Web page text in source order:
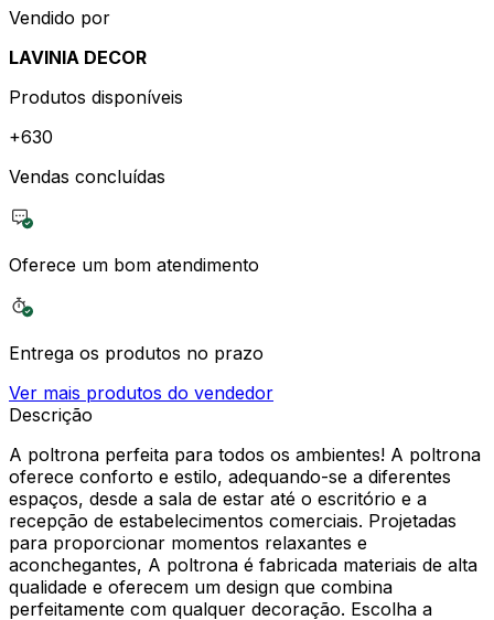
Vendido por
LAVINIA DECOR
Produtos disponíveis
+630
Vendas concluídas
Oferece um bom atendimento
Entrega os produtos no prazo
Ver mais produtos do vendedor
Descrição
A poltrona perfeita para todos os ambientes! A poltrona
oferece conforto e estilo, adequando-se a diferentes
espaços, desde a sala de estar até o escritório e a
recepção de estabelecimentos comerciais. Projetadas
para proporcionar momentos relaxantes e
aconchegantes, A poltrona é fabricada materiais de alta
qualidade e oferecem um design que combina
perfeitamente com qualquer decoração. Escolha a